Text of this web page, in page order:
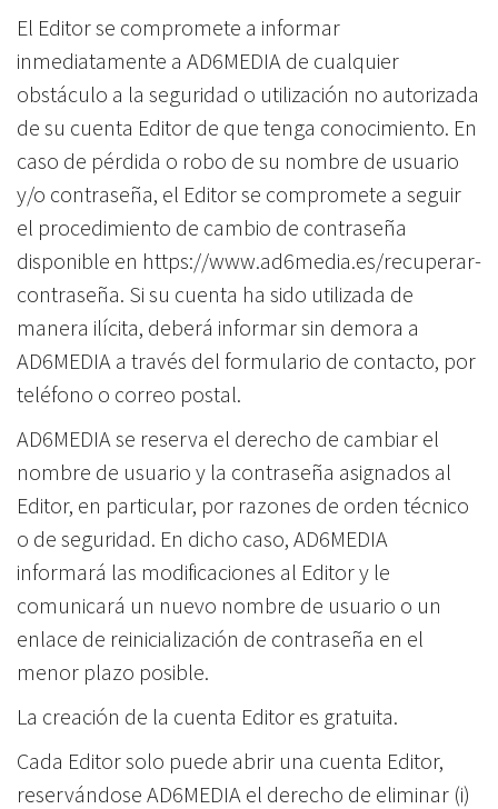
El Editor se compromete a informar
inmediatamente a AD6MEDIA de cualquier
obstáculo a la seguridad o utilización no autorizada
de su cuenta Editor de que tenga conocimiento. En
caso de pérdida o robo de su nombre de usuario
y/o contraseña, el Editor se compromete a seguir
el procedimiento de cambio de contraseña
disponible en https://www.ad6media.es/recuperar-
contraseña. Si su cuenta ha sido utilizada de
manera ilícita, deberá informar sin demora a
AD6MEDIA a través del formulario de contacto, por
teléfono o correo postal.
AD6MEDIA se reserva el derecho de cambiar el
nombre de usuario y la contraseña asignados al
Editor, en particular, por razones de orden técnico
o de seguridad. En dicho caso, AD6MEDIA
informará las modificaciones al Editor y le
comunicará un nuevo nombre de usuario o un
enlace de reinicialización de contraseña en el
menor plazo posible.
La creación de la cuenta Editor es gratuita.
Cada Editor solo puede abrir una cuenta Editor,
reservándose AD6MEDIA el derecho de eliminar (i)